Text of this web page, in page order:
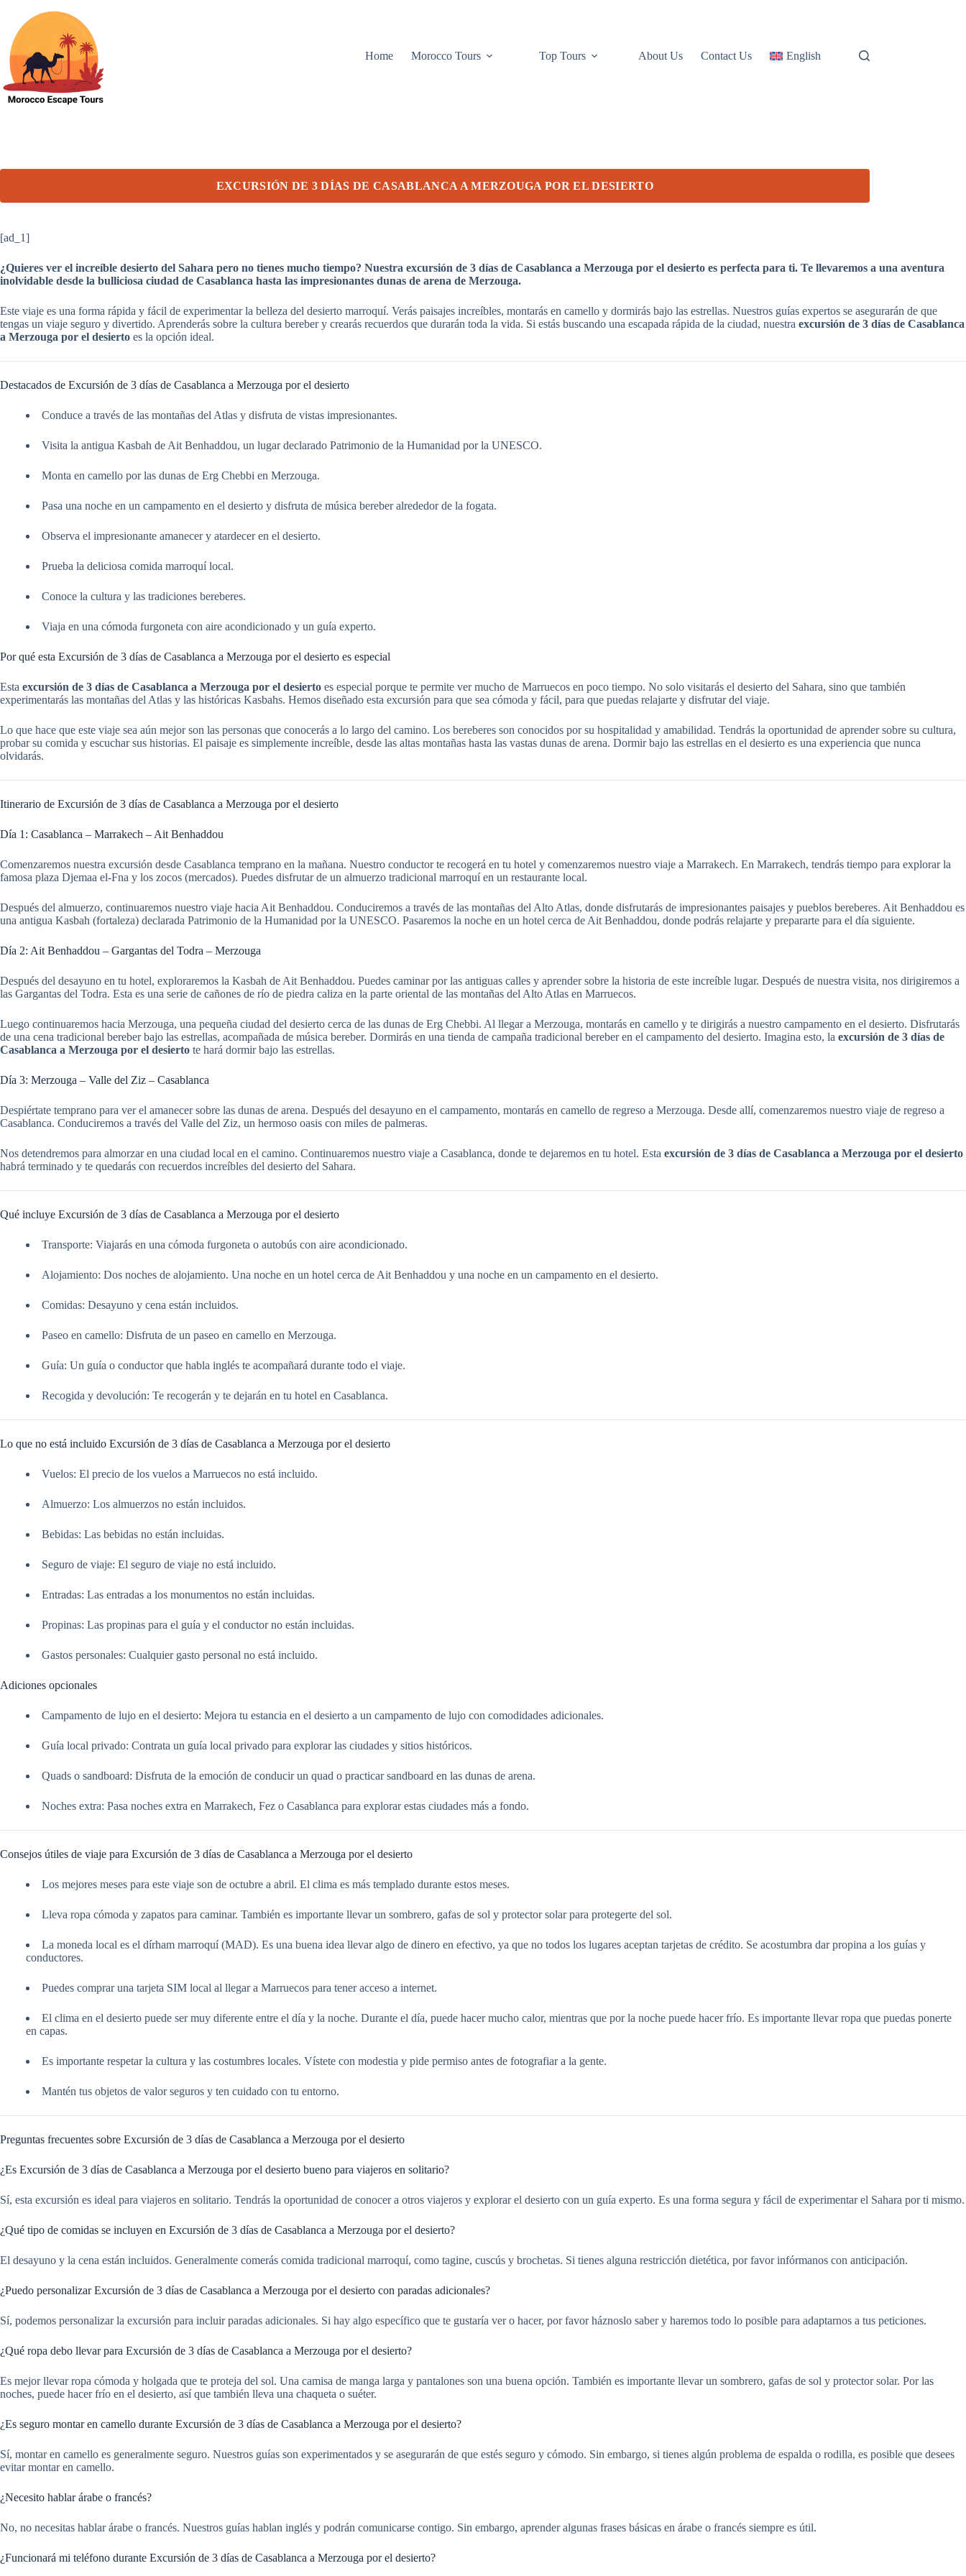
content
Home
Morocco Tours Top Tours About Us Contact Us English
EXCURSIÓN DE 3 DÍAS DE CASABLANCA A MERZOUGA POR EL DESIERTO
[ad_1]
¿Quieres ver el increíble desierto del Sahara pero no tienes mucho tiempo? Nuestra excursión de 3 días de Casablanca a Merzouga por el desierto es perfecta para ti. Te llevaremos a una aventura
inolvidable desde la bulliciosa ciudad de Casablanca hasta las impresionantes dunas de arena de Merzouga.
Este viaje es una forma rápida y fácil de experimentar la belleza del desierto marroquí. Verás paisajes increíbles, montarás en camello y dormirás bajo las estrellas. Nuestros guías expertos se asegurarán de que
tengas un viaje seguro y divertido. Aprenderás sobre la cultura bereber y crearás recuerdos que durarán toda la vida. Si estás buscando una escapada rápida de la ciudad, nuestra excursión de 3 días de Casablanca
a Merzouga por el desierto es la opción ideal.
Destacados de Excursión de 3 días de Casablanca a Merzouga por el desierto
Conduce a través de las montañas del Atlas y disfruta de vistas impresionantes.
Visita la antigua Kasbah de Ait Benhaddou, un lugar declarado Patrimonio de la Humanidad por la UNESCO.
Monta en camello por las dunas de Erg Chebbi en Merzouga.
Pasa una noche en un campamento en el desierto y disfruta de música bereber alrededor de la fogata.
Observa el impresionante amanecer y atardecer en el desierto.
Prueba la deliciosa comida marroquí local.
Conoce la cultura y las tradiciones bereberes.
Viaja en una cómoda furgoneta con aire acondicionado y un guía experto.
Por qué esta Excursión de 3 días de Casablanca a Merzouga por el desierto es especial
Esta excursión de 3 días de Casablanca a Merzouga por el desierto es especial porque te permite ver mucho de Marruecos en poco tiempo. No solo visitarás el desierto del Sahara, sino que también
experimentarás las montañas del Atlas y las históricas Kasbahs. Hemos diseñado esta excursión para que sea cómoda y fácil, para que puedas relajarte y disfrutar del viaje.
Lo que hace que este viaje sea aún mejor son las personas que conocerás a lo largo del camino. Los bereberes son conocidos por su hospitalidad y amabilidad. Tendrás la oportunidad de aprender sobre su cultura,
probar su comida y escuchar sus historias. El paisaje es simplemente increíble, desde las altas montañas hasta las vastas dunas de arena. Dormir bajo las estrellas en el desierto es una experiencia que nunca
olvidarás.
Itinerario de Excursión de 3 días de Casablanca a Merzouga por el desierto
Día 1: Casablanca – Marrakech – Ait Benhaddou
Comenzaremos nuestra excursión desde Casablanca temprano en la mañana. Nuestro conductor te recogerá en tu hotel y comenzaremos nuestro viaje a Marrakech. En Marrakech, tendrás tiempo para explorar la
famosa plaza Djemaa el-Fna y los zocos (mercados). Puedes disfrutar de un almuerzo tradicional marroquí en un restaurante local.
Después del almuerzo, continuaremos nuestro viaje hacia Ait Benhaddou. Conduciremos a través de las montañas del Alto Atlas, donde disfrutarás de impresionantes paisajes y pueblos bereberes. Ait Benhaddou es
una antigua Kasbah (fortaleza) declarada Patrimonio de la Humanidad por la UNESCO. Pasaremos la noche en un hotel cerca de Ait Benhaddou, donde podrás relajarte y prepararte para el día siguiente.
Día 2: Ait Benhaddou – Gargantas del Todra – Merzouga
Después del desayuno en tu hotel, exploraremos la Kasbah de Ait Benhaddou. Puedes caminar por las antiguas calles y aprender sobre la historia de este increíble lugar. Después de nuestra visita, nos dirigiremos a
las Gargantas del Todra. Esta es una serie de cañones de río de piedra caliza en la parte oriental de las montañas del Alto Atlas en Marruecos.
Luego continuaremos hacia Merzouga, una pequeña ciudad del desierto cerca de las dunas de Erg Chebbi. Al llegar a Merzouga, montarás en camello y te dirigirás a nuestro campamento en el desierto. Disfrutarás
de una cena tradicional bereber bajo las estrellas, acompañada de música bereber. Dormirás en una tienda de campaña tradicional bereber en el campamento del desierto. Imagina esto, la excursión de 3 días de
Casablanca a Merzouga por el desierto te hará dormir bajo las estrellas.
Día 3: Merzouga – Valle del Ziz – Casablanca
Despiértate temprano para ver el amanecer sobre las dunas de arena. Después del desayuno en el campamento, montarás en camello de regreso a Merzouga. Desde allí, comenzaremos nuestro viaje de regreso a
Casablanca. Conduciremos a través del Valle del Ziz, un hermoso oasis con miles de palmeras.
Nos detendremos para almorzar en una ciudad local en el camino. Continuaremos nuestro viaje a Casablanca, donde te dejaremos en tu hotel. Esta excursión de 3 días de Casablanca a Merzouga por el desierto
habrá terminado y te quedarás con recuerdos increíbles del desierto del Sahara.
Qué incluye Excursión de 3 días de Casablanca a Merzouga por el desierto
Transporte: Viajarás en una cómoda furgoneta o autobús con aire acondicionado.
Alojamiento: Dos noches de alojamiento. Una noche en un hotel cerca de Ait Benhaddou y una noche en un campamento en el desierto.
Comidas: Desayuno y cena están incluidos.
Paseo en camello: Disfruta de un paseo en camello en Merzouga.
Guía: Un guía o conductor que habla inglés te acompañará durante todo el viaje.
Recogida y devolución: Te recogerán y te dejarán en tu hotel en Casablanca.
Lo que no está incluido Excursión de 3 días de Casablanca a Merzouga por el desierto
Vuelos: El precio de los vuelos a Marruecos no está incluido.
Almuerzo: Los almuerzos no están incluidos.
Bebidas: Las bebidas no están incluidas.
Seguro de viaje: El seguro de viaje no está incluido.
Entradas: Las entradas a los monumentos no están incluidas.
Propinas: Las propinas para el guía y el conductor no están incluidas.
Gastos personales: Cualquier gasto personal no está incluido.
Adiciones opcionales
Campamento de lujo en el desierto: Mejora tu estancia en el desierto a un campamento de lujo con comodidades adicionales.
Guía local privado: Contrata un guía local privado para explorar las ciudades y sitios históricos.
Quads o sandboard: Disfruta de la emoción de conducir un quad o practicar sandboard en las dunas de arena.
Noches extra: Pasa noches extra en Marrakech, Fez o Casablanca para explorar estas ciudades más a fondo.
Consejos útiles de viaje para Excursión de 3 días de Casablanca a Merzouga por el desierto
Los mejores meses para este viaje son de octubre a abril. El clima es más templado durante estos meses.
Lleva ropa cómoda y zapatos para caminar. También es importante llevar un sombrero, gafas de sol y protector solar para protegerte del sol.
La moneda local es el dírham marroquí (MAD). Es una buena idea llevar algo de dinero en efectivo, ya que no todos los lugares aceptan tarjetas de crédito. Se acostumbra dar propina a los guías y
conductores.
Puedes comprar una tarjeta SIM local al llegar a Marruecos para tener acceso a internet.
El clima en el desierto puede ser muy diferente entre el día y la noche. Durante el día, puede hacer mucho calor, mientras que por la noche puede hacer frío. Es importante llevar ropa que puedas ponerte
en capas.
Es importante respetar la cultura y las costumbres locales. Vístete con modestia y pide permiso antes de fotografiar a la gente.
Mantén tus objetos de valor seguros y ten cuidado con tu entorno.
Preguntas frecuentes sobre Excursión de 3 días de Casablanca a Merzouga por el desierto
¿Es Excursión de 3 días de Casablanca a Merzouga por el desierto bueno para viajeros en solitario?
Sí, esta excursión es ideal para viajeros en solitario. Tendrás la oportunidad de conocer a otros viajeros y explorar el desierto con un guía experto. Es una forma segura y fácil de experimentar el Sahara por ti mismo.
¿Qué tipo de comidas se incluyen en Excursión de 3 días de Casablanca a Merzouga por el desierto?
El desayuno y la cena están incluidos. Generalmente comerás comida tradicional marroquí, como tagine, cuscús y brochetas. Si tienes alguna restricción dietética, por favor infórmanos con anticipación.
¿Puedo personalizar Excursión de 3 días de Casablanca a Merzouga por el desierto con paradas adicionales?
Sí, podemos personalizar la excursión para incluir paradas adicionales. Si hay algo específico que te gustaría ver o hacer, por favor háznoslo saber y haremos todo lo posible para adaptarnos a tus peticiones.
¿Qué ropa debo llevar para Excursión de 3 días de Casablanca a Merzouga por el desierto?
Es mejor llevar ropa cómoda y holgada que te proteja del sol. Una camisa de manga larga y pantalones son una buena opción. También es importante llevar un sombrero, gafas de sol y protector solar. Por las
noches, puede hacer frío en el desierto, así que también lleva una chaqueta o suéter.
¿Es seguro montar en camello durante Excursión de 3 días de Casablanca a Merzouga por el desierto?
Sí, montar en camello es generalmente seguro. Nuestros guías son experimentados y se asegurarán de que estés seguro y cómodo. Sin embargo, si tienes algún problema de espalda o rodilla, es posible que desees
evitar montar en camello.
¿Necesito hablar árabe o francés?
No, no necesitas hablar árabe o francés. Nuestros guías hablan inglés y podrán comunicarse contigo. Sin embargo, aprender algunas frases básicas en árabe o francés siempre es útil.
¿Funcionará mi teléfono durante Excursión de 3 días de Casablanca a Merzouga por el desierto?